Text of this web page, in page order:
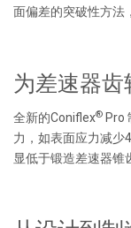
面偏差的突破性方法
为差速器齿
全新的Coniflex® Pro
力，如表面应力减少
显低于锻造差速器锥